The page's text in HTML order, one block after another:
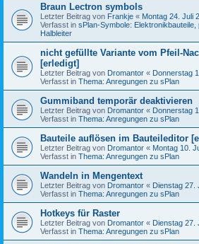
Braun Lectron symbols
Letzter Beitrag von Frankje « Montag 24. Juli
Verfasst in sPlan-Symbole:
Halbleiter
nicht gefüllte Variante vom Pfeil-
[erledigt]
Letzter Beitrag von Dromantor « Donnerstag
Verfasst in Thema: Anregungen zu sPlan
Gummiband temporär deaktivieren
Letzter Beitrag von Dromantor « Donnerstag
Verfasst in Thema: Anregungen zu sPlan
Bauteile auflösen im Bauteileditor
Letzter Beitrag von Dromantor « Montag 10.
Verfasst in Thema: Anregungen zu sPlan
Wandeln in Mengentext
Letzter Beitrag von Dromantor « Dienstag 27.
Verfasst in Thema: Anregungen zu sPlan
Hotkeys für Raster
Letzter Beitrag von Dromantor « Dienstag 27.
Verfasst in Thema: Anregungen zu sPlan